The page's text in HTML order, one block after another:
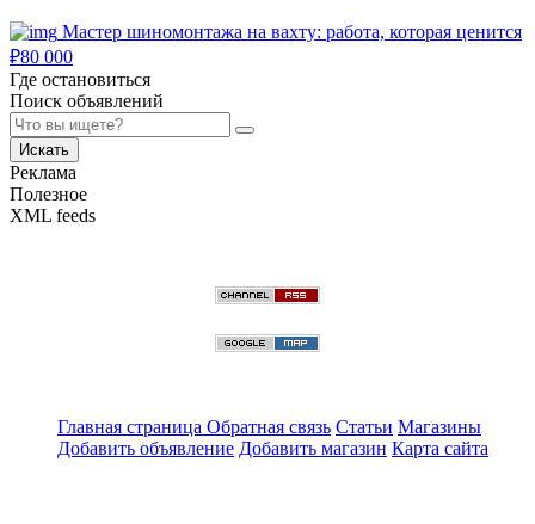
Мастер шиномонтажа на вахту: работа, которая ценится
₽80 000
Где остановиться
Поиск объявлений
Искать
Реклама
Полезное
XML feeds
Главная страница Обратная связь Статьи Магазины
Добавить объявление Добавить магазин Карта сайта